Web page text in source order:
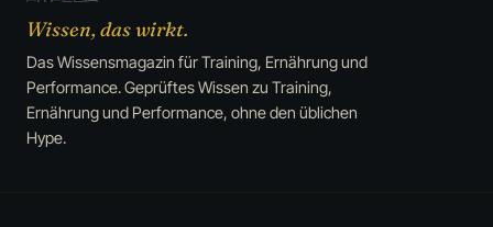
Wissen, das wirkt.
Das Wissensmagazin für Training, Ernährung und
Performance. Geprüftes Wissen zu Training,
Ernährung und Performance, ohne den üblichen
Hype.